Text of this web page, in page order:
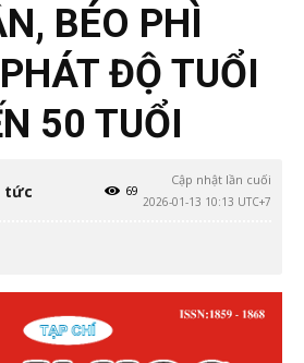
BÉO PHÌ
ĐỘ TUỔI
50 TUỔI
tức
Cập nhật lần cuối
2026-01-13 10:13 UTC+7
69